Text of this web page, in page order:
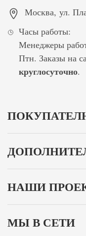
Москва, ул.
Часы работы:
Менеджеры
Птн. Заказы на
круглосуточно.
НАШИ
МЫ В СЕТИ